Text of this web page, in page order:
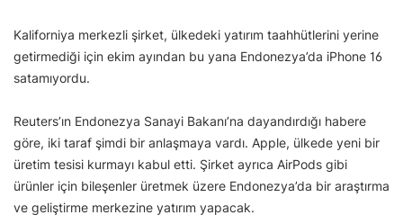
Kaliforniya merkezli şirket, ülkedeki yatırım taahhütlerini yerine
getirmediği için ekim ayından bu yana Endonezya’da iPhone 16
satamıyordu.
Reuters’ın Endonezya Sanayi Bakanı’na dayandırdığı habere
göre, iki taraf şimdi bir anlaşmaya vardı. Apple, ülkede yeni bir
üretim tesisi kurmayı kabul etti. Şirket ayrıca AirPods gibi
ürünler için bileşenler üretmek üzere Endonezya’da bir araştırma
ve geliştirme merkezine yatırım yapacak.